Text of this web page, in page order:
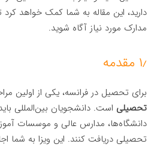
دارید، این مقاله به شما کمک خواهد کرد
مدارک مورد نیاز آگاه شوید.
۱٫ مقدمه
برای تحصیل در فرانسه، یکی از اولین
تحصیلی است. دانشجویان بین‌المللی
دانشگاه‌ها، مدارس عالی و موسسات
تحصیلی دریافت کنند. این ویزا به شما